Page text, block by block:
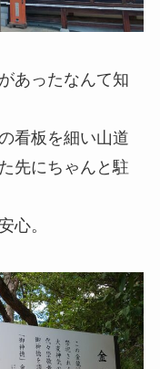
あったなんて知
看板を細い山道
先にちゃんと駐
心。